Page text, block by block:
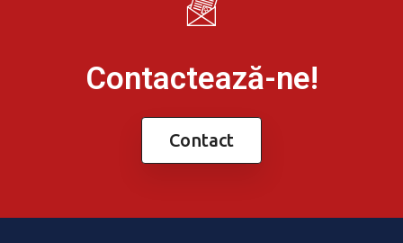
Contactează-ne!
Contact